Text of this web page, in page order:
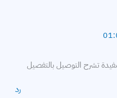
تشرح التوصيل بالتفصيل
رد